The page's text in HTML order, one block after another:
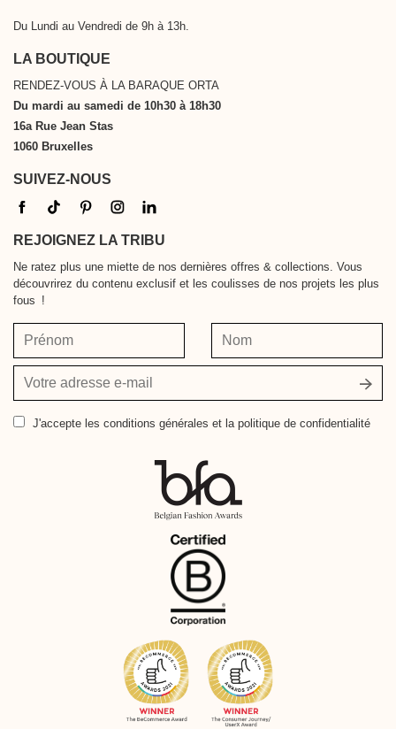
Du Lundi au Vendredi de 9h à 13h.
LA BOUTIQUE
RENDEZ-VOUS À LA BARAQUE ORTA
Du mardi au samedi de 10h30 à 18h30
16a Rue Jean Stas
1060 Bruxelles
SUIVEZ-NOUS
REJOIGNEZ LA TRIBU
Ne ratez plus une miette de nos dernières offres & collections. Vous
découvrirez du contenu exclusif et les coulisses de nos projets les plus
fous !
Prénom Nom
Votre
adresse
e- J'accepte les conditions générales et la politique de confidentialité